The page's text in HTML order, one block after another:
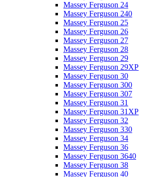
Massey Ferguson 24
Massey Ferguson 240
Massey Ferguson 25
Massey Ferguson 26
Massey Ferguson 27
Massey Ferguson 28
Massey Ferguson 29
Massey Ferguson 29XP
Massey Ferguson 30
Massey Ferguson 300
Massey Ferguson 307
Massey Ferguson 31
Massey Ferguson 31XP
Massey Ferguson 32
Massey Ferguson 330
Massey Ferguson 34
Massey Ferguson 36
Massey Ferguson 3640
Massey Ferguson 38
Massey Ferguson 40